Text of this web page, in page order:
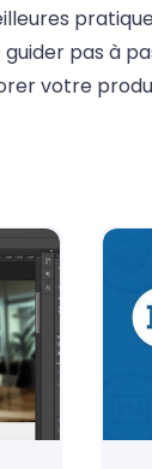
pas à
votre